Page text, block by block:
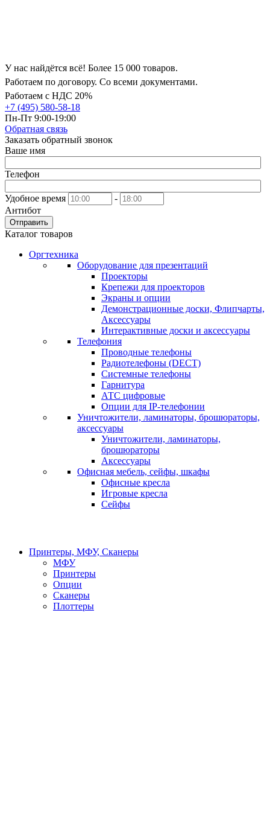
У нас найдётся всё! Более 15 000 товаров.
Работаем по договору. Со всеми документами.
Работаем с НДС 20%
+7 (495) 580-58-18
Пн-Пт 9:00-19:00
Обратная связь
Заказать обратный звонок
Ваше имя
Телефон
Удобное время
-
Антибот
Отправить
Каталог товаров
Оргтехника
Оборудование для презентаций
Проекторы
Крепежи для проекторов
Экраны и опции
Демонстрационные доски, Флипчарты,
Аксессуары
Интерактивные доски и аксессуары
Телефония
Проводные телефоны
Радиотелефоны (DECT)
Системные телефоны
Гарнитура
АТС цифровые
Опции для IP-телефонии
Уничтожители, ламинаторы, брошюраторы,
аксессуары
Уничтожители, ламинаторы,
брошюраторы
Аксессуары
Офисная мебель, сейфы, шкафы
Офисные кресла
Игровые кресла
Сейфы
Принтеры, МФУ, Сканеры
МФУ
Принтеры
Опции
Сканеры
Плоттеры